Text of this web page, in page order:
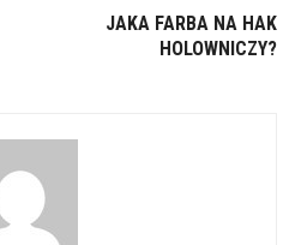
JAKA FARBA NA HAK
HOLOWNICZY?